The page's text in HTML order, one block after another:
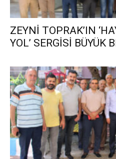
ZEYNİ TOPRAK’IN
YOL’ SERGİSİ BÜYÜK